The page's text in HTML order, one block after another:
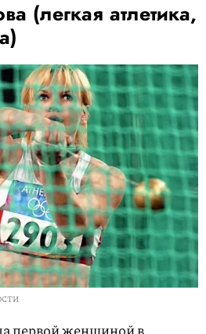
(легкая атлетика,